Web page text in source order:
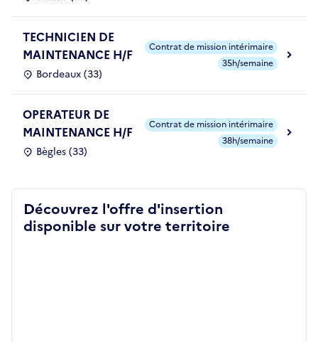
TECHNICIEN DE
MAINTENANCE H/F
Bordeaux (33)
Contrat de mission intérimaire
35h/semaine
OPERATEUR DE
MAINTENANCE H/F
Bègles (33)
Contrat de mission intérimaire
38h/semaine
Découvrez l'offre d'insertion
disponible sur votre territoire